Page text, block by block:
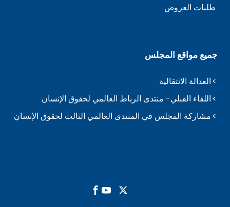
طلبات العروض
جميع مواقع المجلس
العدالة الانتقالية
اللقاء القبلي- منتدى الرباط العالمي لحقوق الإنسان
مشاركة المجلس في المنتدى العالمي الثالث لحقوق الإنسان